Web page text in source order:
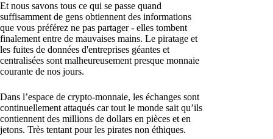
Et nous savons tous ce qui se passe quand
suffisamment de gens obtiennent des informations
que vous préférez ne pas partager - elles tombent
finalement entre de mauvaises mains. Le piratage et
les fuites de données d'entreprises géantes et
centralisées sont malheureusement presque monnaie
courante de nos jours.
Dans l’espace de crypto-monnaie, les échanges sont
continuellement attaqués car tout le monde sait qu’ils
contiennent des millions de dollars en pièces et en
jetons. Très tentant pour les pirates non éthiques.